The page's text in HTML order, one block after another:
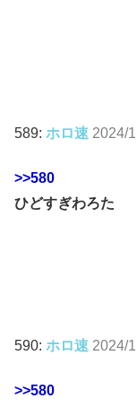
589: ホロ速 2024/
>>580
ひどすぎわろた
590: ホロ速 2024/
>>580